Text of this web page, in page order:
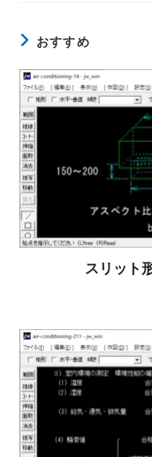
おすすめ
スリット